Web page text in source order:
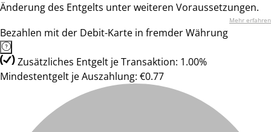
Änderung des Entgelts unter weiteren Voraussetzungen.
Mehr erfahren
Bezahlen mit der Debit-Karte in fremder Währung
Zusätzliches Entgelt je Transaktion: 1.00%
Mindestentgelt je Auszahlung: €0.77